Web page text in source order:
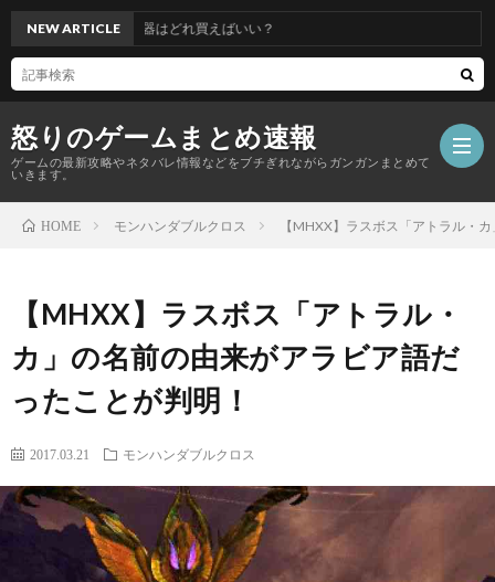
怒りのゲームまとめ速報
ゲームの最新攻略やネタバレ情報などをブチぎれながらガンガンまとめて
いきます。
NEW ARTICLE
具揃えたけど武器はどれ買えばいい？
HOME モンハンダブルクロス 【MHXX】ラスボス「アトラル・
【MHXX】ラスボス「アトラル・
カ」の名前の由来がアラビア語だ
ったことが判明！
2017.03.21 モンハンダブルクロス